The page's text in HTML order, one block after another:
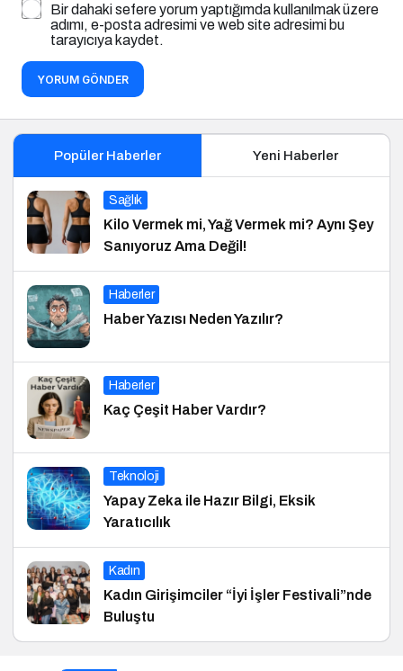
Bir dahaki sefere yorum yaptığımda kullanılmak üzere
adımı, e-posta adresimi ve web site adresimi bu
tarayıcıya kaydet.
YORUM GÖNDER
Popüler Haberler Yeni Haberler
Sağlık
Kilo Vermek mi, Yağ Vermek mi? Aynı Şey
Sanıyoruz Ama Değil!
Haberler
Haber Yazısı Neden Yazılır?
Haberler
Kaç Çeşit Haber Vardır?
Teknoloji
Yapay Zeka ile Hazır Bilgi, Eksik
Yaratıcılık
Kadın
Kadın Girişimciler “İyi İşler Festivali”nde
Buluştu